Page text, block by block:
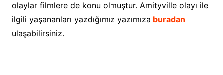
olaylar filmlere de konu olmuştur. Amityville olayı ile
ilgili yaşananları yazdığımız yazımıza buradan
ulaşabilirsiniz.